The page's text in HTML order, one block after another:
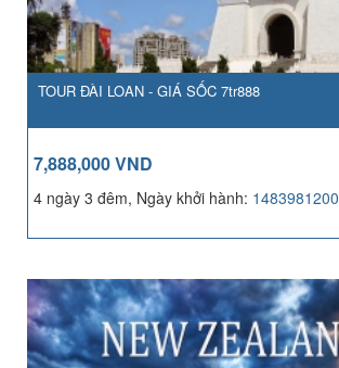
TOUR ĐÀI LOAN - GIÁ SỐC 7tr888
7,888,000 VND
4 ngày 3 đêm, Ngày khởi hành: 1483981200